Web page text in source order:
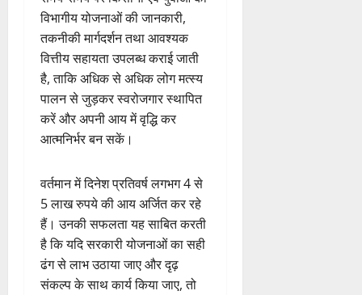
विभागीय योजनाओं की जानकारी,
तकनीकी मार्गदर्शन तथा आवश्यक
वित्तीय सहायता उपलब्ध कराई जाती
है, ताकि अधिक से अधिक लोग मत्स्य
पालन से जुड़कर स्वरोजगार स्थापित
करें और अपनी आय में वृद्धि कर
आत्मनिर्भर बन सकें।
वर्तमान में दिनेश प्रतिवर्ष लगभग 4 से
5 लाख रुपये की आय अर्जित कर रहे
हैं। उनकी सफलता यह साबित करती
है कि यदि सरकारी योजनाओं का सही
ढंग से लाभ उठाया जाए और दृढ़
संकल्प के साथ कार्य किया जाए, तो